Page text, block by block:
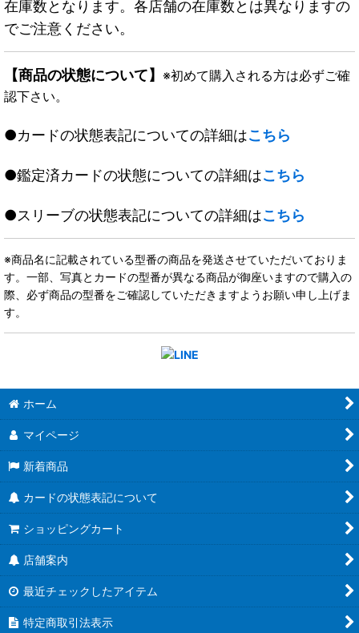
在庫数となります。各店舗の在庫数とは異なりますの
でご注意ください。
【商品の状態について】 ※初めて購入される方は必ずご確
認下さい。
●カードの状態表記についての詳細はこちら
●鑑定済カードの状態についての詳細はこちら
●スリーブの状態表記についての詳細はこちら
※商品名に記載されている型番の商品を発送させていただいておりま
す。一部、写真とカードの型番が異なる商品が御座いますので購入の
際、必ず商品の型番をご確認していただきますようお願い申し上げま
す。
ホーム
マイページ
新着商品
カードの状態表記について
ショッピングカート
店舗案内
最近チェックしたアイテム
特定商取引法表示